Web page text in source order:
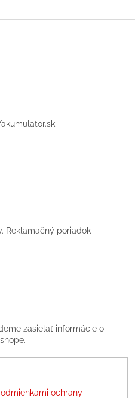
Reklamačný poriadok
zasielať informácie o
ochrany